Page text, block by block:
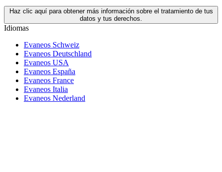
Haz clic aquí para obtener más información sobre el tratamiento de tus
datos y tus derechos.
Idiomas
Evaneos Schweiz
Evaneos Deutschland
Evaneos USA
Evaneos España
Evaneos France
Evaneos Italia
Evaneos Nederland